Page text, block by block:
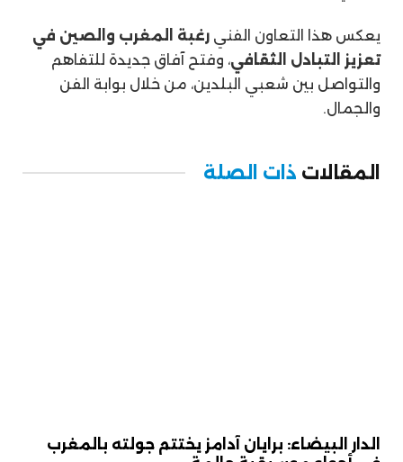
يعكس هذا التعاون الفني رغبة المغرب والصين في
تعزيز التبادل الثقافي، وفتح آفاق جديدة للتفاهم
والتواصل بين شعبي البلدين، من خلال بوابة الفن
والجمال.
المقالات ذات الصلة
الدار البيضاء: برايان آدامز يختتم جولته بالمغرب